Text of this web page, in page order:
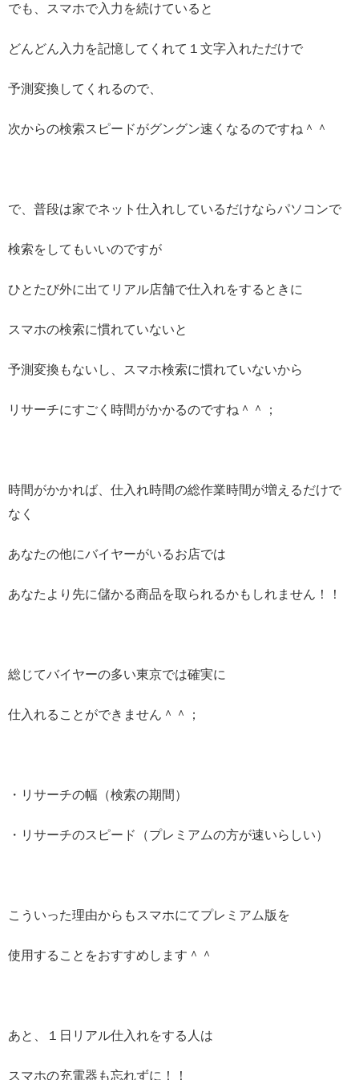
でも、スマホで入力を続けていると
どんどん入力を記憶してくれて１文字入れただけで
予測変換してくれるので、
次からの検索スピードがグングン速くなるのですね＾＾
で、普段は家でネット仕入れしているだけならパソコンで
検索をしてもいいのですが
ひとたび外に出てリアル店舗で仕入れをするときに
スマホの検索に慣れていないと
予測変換もないし、スマホ検索に慣れていないから
リサーチにすごく時間がかかるのですね＾＾；
時間がかかれば、仕入れ時間の総作業時間が増えるだけで
なく
あなたの他にバイヤーがいるお店では
あなたより先に儲かる商品を取られるかもしれません！！
総じてバイヤーの多い東京では確実に
仕入れることができません＾＾；
・リサーチの幅（検索の期間）
・リサーチのスピード（プレミアムの方が速いらしい）
こういった理由からもスマホにてプレミアム版を
使用することをおすすめします＾＾
あと、１日リアル仕入れをする人は
スマホの充電器も忘れずに！！